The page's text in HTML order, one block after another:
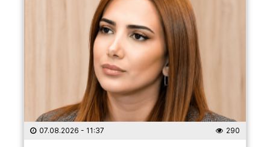
07.08.2026 - 11:37 290